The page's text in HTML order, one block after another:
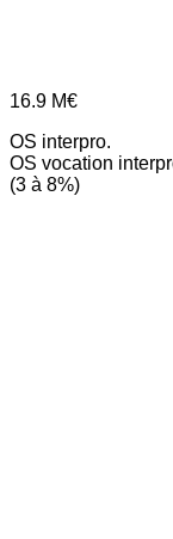
16.9 M€
OS interpro.
OS vocation
(3 à 8%)